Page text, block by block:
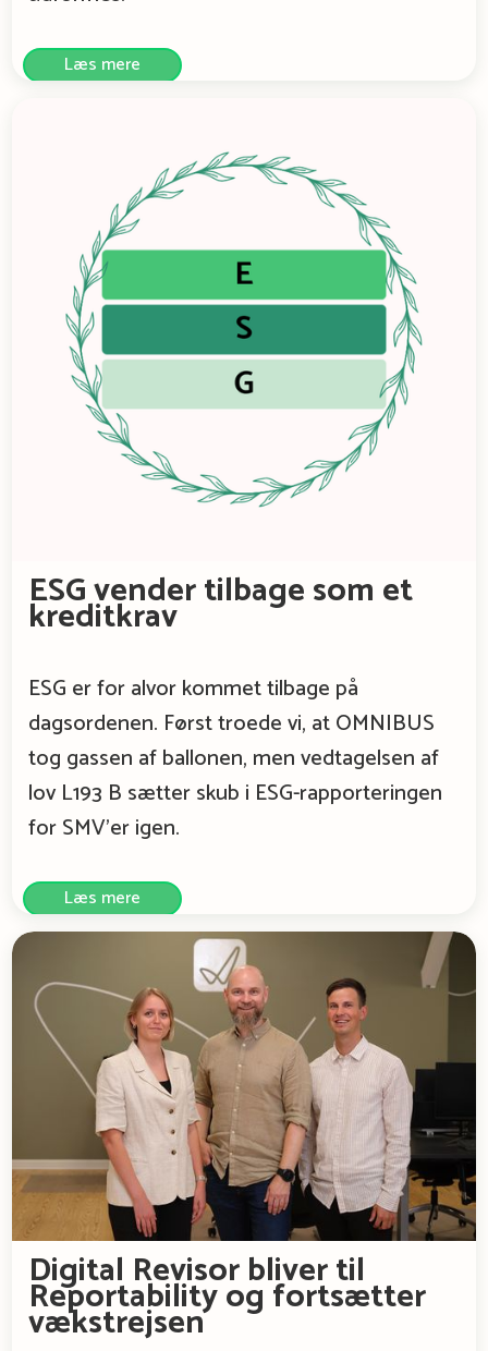
Læs mere
ESG vender tilbage som et
kreditkrav
ESG er for alvor kommet tilbage på
dagsordenen. Først troede vi, at OMNIBUS
tog gassen af ballonen, men vedtagelsen af
lov L193 B sætter skub i ESG-rapporteringen
for SMV’er igen.
Læs mere
Digital Revisor bliver til
Reportability og fortsætter
vækstrejsen